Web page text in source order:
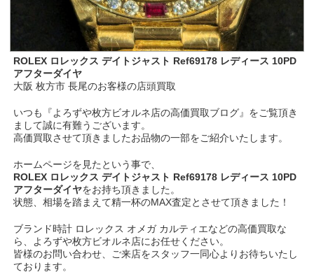
ROLEX ロレックス デイトジャスト Ref69178 レディース 10PD
アフターダイヤ
大阪 枚方市 長尾のお客様の店頭買取
いつも『よろずや枚方ビオルネ店の高価買取ブログ』をご覧頂き
まして誠に有難うございます。
高価買取させて頂きましたお品物の一部をご紹介いたします。
ホームページを見たという事で、
ROLEX ロレックス デイトジャスト Ref69178 レディース 10PD
アフターダイヤをお持ち頂きました。
状態、相場を踏まえて精一杯のMAX査定とさせて頂きました！
ブランド時計 ロレックス オメガ カルティエなどの高価買取な
ら、よろずや枚方ビオルネ店にお任せください。
皆様のお問い合わせ、ご来店をスタッフ一同心よりお待ちいたし
ております。